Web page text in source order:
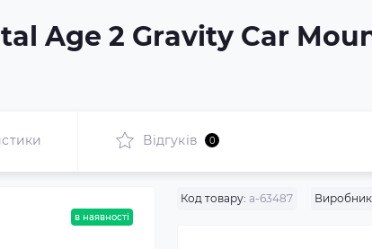
Age 2 Gravity Car
Відгуків 0
в наявності
Код товару: a-63487